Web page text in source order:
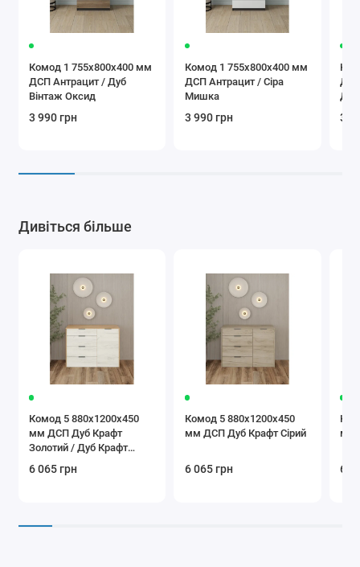
Комод 1 755х800х400 мм
ДСП Антрацит / Дуб
Вінтаж Оксид
3 990 грн
Комод 1 755х800х400 мм
ДСП Антрацит / Сіра
Мишка
3 990 грн
Дуб
3
Дивіться більше
Комод 5 880х1200х450
мм ДСП Дуб Крафт
Золотий / Дуб Крафт
Білий
6 065 грн
Комод 5 880х1200х450
мм ДСП Дуб Крафт Сірий
6 065 грн
мм
6